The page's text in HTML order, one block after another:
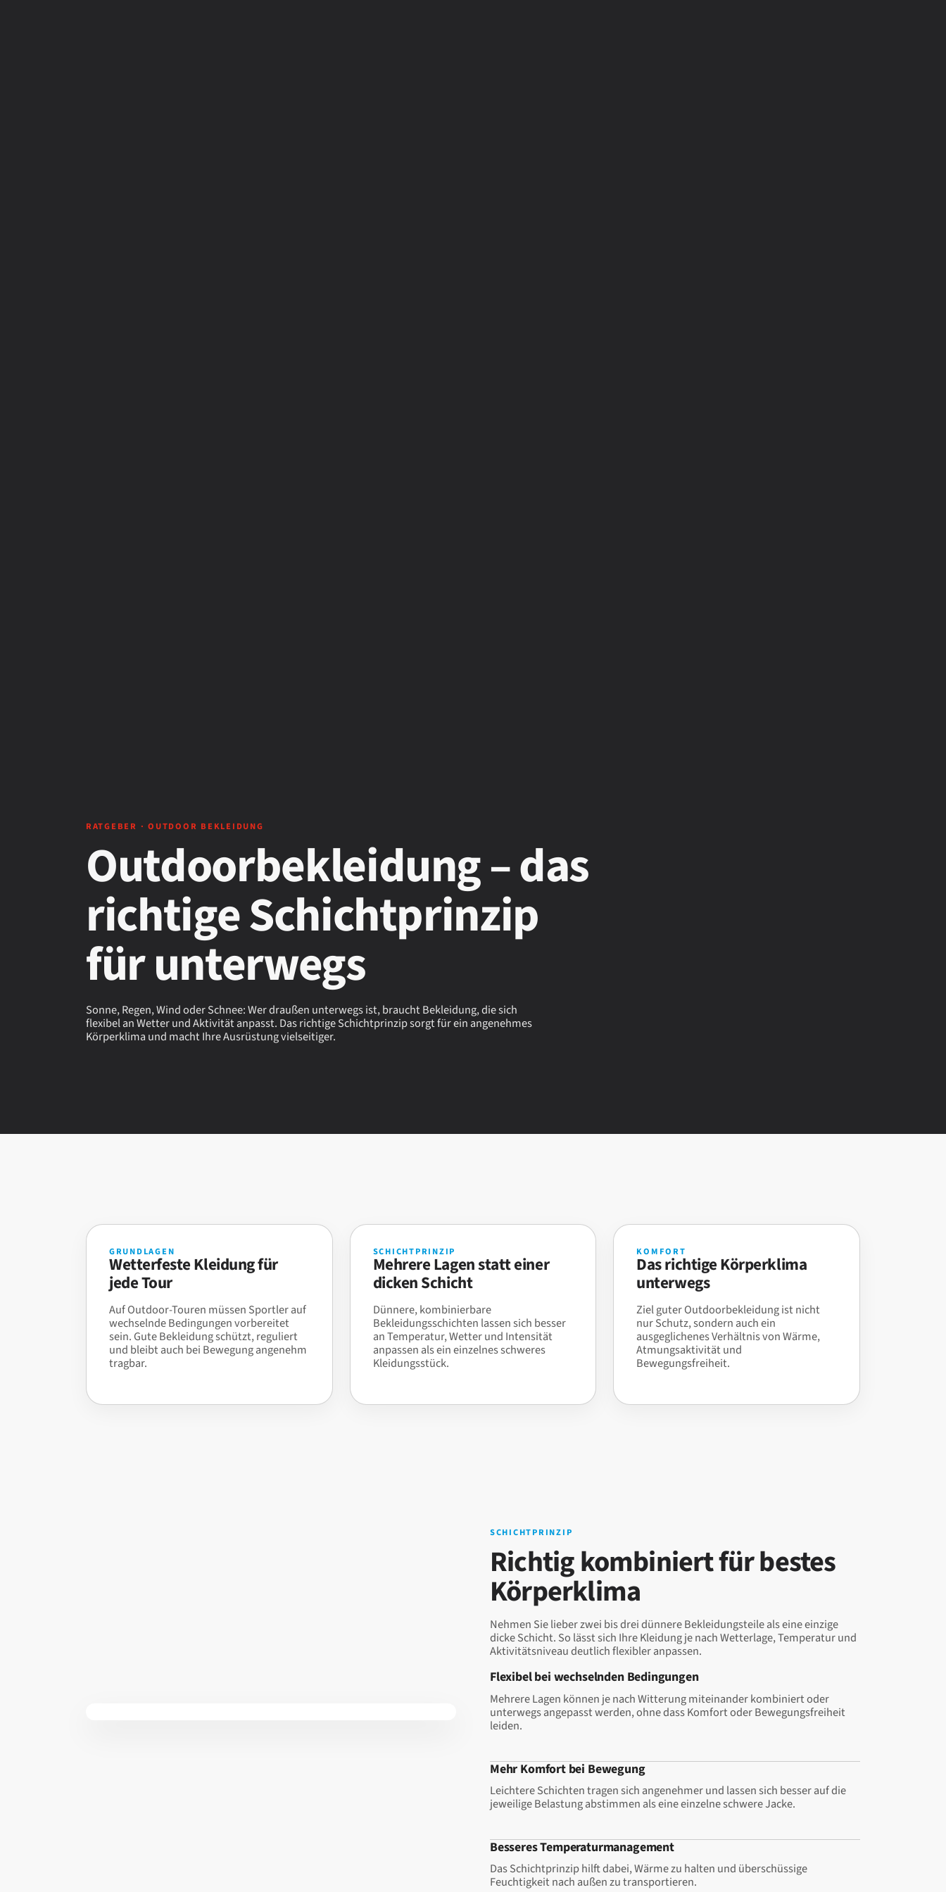
RATGEBER · OUTDOOR BEKLEIDUNG
Outdoorbekleidung – das
richtige Schichtprinzip
für unterwegs
Sonne, Regen, Wind oder Schnee: Wer draußen unterwegs ist, braucht Bekleidung, die sich
flexibel an Wetter und Aktivität anpasst. Das richtige Schichtprinzip sorgt für ein angenehmes
Körperklima und macht Ihre Ausrüstung vielseitiger.
GRUNDLAGEN
Wetterfeste Kleidung für
jede Tour
Auf Outdoor-Touren müssen Sportler auf
wechselnde Bedingungen vorbereitet
sein. Gute Bekleidung schützt, reguliert
und bleibt auch bei Bewegung angenehm
tragbar.
SCHICHTPRINZIP
Mehrere Lagen statt einer
dicken Schicht
Dünnere, kombinierbare
Bekleidungsschichten lassen sich besser
an Temperatur, Wetter und Intensität
anpassen als ein einzelnes schweres
Kleidungsstück.
KOMFORT
Das richtige Körperklima
unterwegs
Ziel guter Outdoorbekleidung ist nicht
nur Schutz, sondern auch ein
ausgeglichenes Verhältnis von Wärme,
Atmungsaktivität und
Bewegungsfreiheit.
SCHICHTPRINZIP
Richtig kombiniert für bestes
Körperklima
Nehmen Sie lieber zwei bis drei dünnere Bekleidungsteile als eine einzige
dicke Schicht. So lässt sich Ihre Kleidung je nach Wetterlage, Temperatur und
Aktivitätsniveau deutlich flexibler anpassen.
Flexibel bei wechselnden Bedingungen
Mehrere Lagen können je nach Witterung miteinander kombiniert oder
unterwegs angepasst werden, ohne dass Komfort oder Bewegungsfreiheit
leiden.
Mehr Komfort bei Bewegung
Leichtere Schichten tragen sich angenehmer und lassen sich besser auf die
jeweilige Belastung abstimmen als eine einzelne schwere Jacke.
Besseres Temperaturmanagement
Das Schichtprinzip hilft dabei, Wärme zu halten und überschüssige
Feuchtigkeit nach außen zu transportieren.